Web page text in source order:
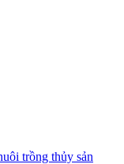
trồng thủy sản